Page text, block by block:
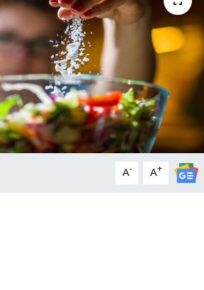
A- A+